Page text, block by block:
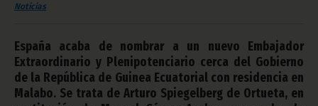
Noticias
España acaba de nombrar a un nuevo Embajador
Extraordinario y Plenipotenciario cerca del Gobierno
de la República de Guinea Ecuatorial con residencia en
Malabo. Se trata de Arturo Spiegelberg de Ortueta, en